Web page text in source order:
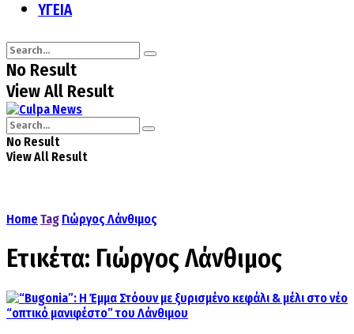
ΥΓΕΙΑ
No Result
View All Result
No Result
View All Result
Home Tag Γιώργος Λάνθιμος
Ετικέτα: Γιώργος Λάνθιμος